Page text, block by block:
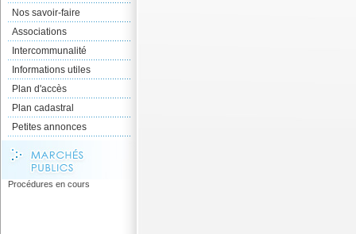
Nos savoir-faire
Associations
Intercommunalité
Informations utiles
Plan d'accès
Plan cadastral
Petites annonces
Procédures en cours